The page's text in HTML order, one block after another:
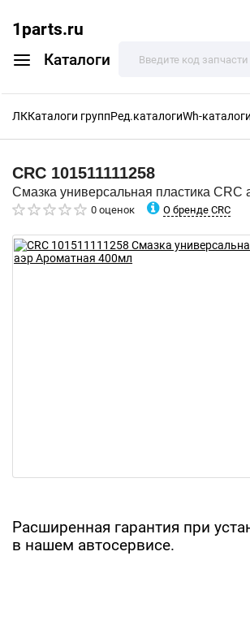
1parts.ru
Каталоги
ЛККаталоги группРед.каталогиWh-каталоги
CRC 101511111258
Смазка универсальная пластика
0 оценок О бренде CRC
Расширенная гарантия при
в нашем автосервисе.